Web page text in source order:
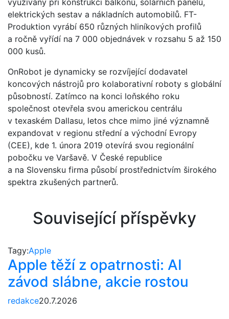
elektrických sestav a nákladních automobilů. FT-
Produktion vyrábí 650 různých hliníkových profilů
a ročně vyřídí na 7 000 objednávek v rozsahu 5 až 150
000 kusů.
OnRobot je dynamicky se rozvíjející dodavatel
koncových nástrojů pro kolaborativní roboty s globální
působností. Zatímco na konci loňského roku
společnost otevřela svou americkou centrálu
v texaském Dallasu, letos chce mimo jiné významně
expandovat v regionu střední a východní Evropy
(CEE), kde 1. února 2019 otevírá svou regionální
pobočku ve Varšavě. V České republice
a na Slovensku firma působí prostřednictvím širokého
spektra zkušených partnerů.
Související příspěvky
Tagy:Apple
Apple těží z opatrnosti: AI
závod slábne, akcie rostou
redakce20.7.2026